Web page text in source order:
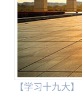
【学习十九大】